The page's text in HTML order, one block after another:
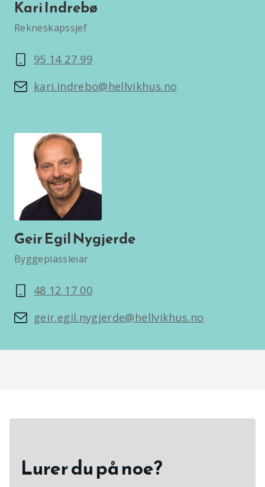
Kari Indrebø
Rekneskapssjef
95 14 27 99
kari.indrebo@hellvikhus.no
Geir Egil Nygjerde
Byggeplassleiar
48 12 17 00
geir.egil.nygjerde@hellvikhus.no
Lurer du på noe?